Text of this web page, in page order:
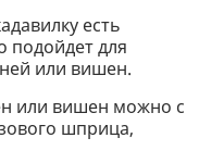
есть
подойдет для
или вишен.
или вишен можно с
шприца,